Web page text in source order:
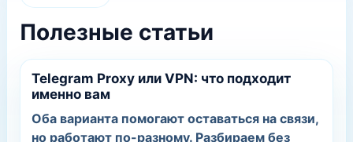
Полезные статьи
Telegram Proxy или VPN: что подходит
именно вам
Оба варианта помогают оставаться на связи,
но работают по-разному. Разбираем без